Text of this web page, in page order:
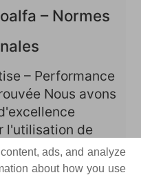
ads, and analyze
about how you use
– Normes
– Performance
Nous avons
l'utilisation de
les normes